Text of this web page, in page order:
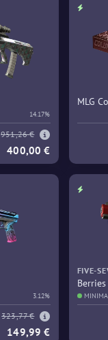
14.17%
951,26 €
400,00 €
MLG
3.12%
323,77 €
149,99 €
FIVE-